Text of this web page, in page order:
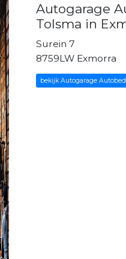
Autogarage
Tolsma in
Surein 7
8759LW Exmorra
bekijk Autogarage